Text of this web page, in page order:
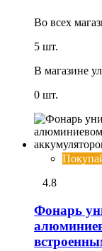
Во всех
5 шт.
В магазине
0 шт.
4.8
Фонарь